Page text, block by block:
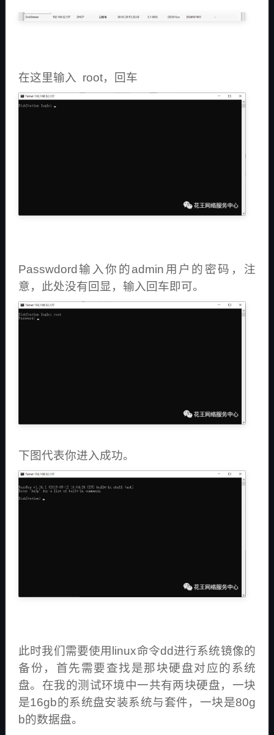
在这里输入 root，回车
Passwdord输入你的admin用户的密码，注
意，此处没有回显，输入回车即可。
下图代表你进入成功。
此时我们需要使用linux命令dd进行系统镜像的
备份，首先需要查找是那块硬盘对应的系统
盘。在我的测试环境中一共有两块硬盘，一块
是16gb的系统盘安装系统与套件，一块是80g
b的数据盘。